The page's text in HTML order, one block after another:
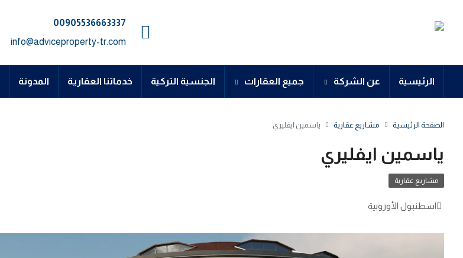
00905536663337⁩
info@adviceproperty-tr.com
الرئيسية عن الشركة جميع العقارات الجنسية التركية خدماتنا العقارية المدونة
الصفحة الرئيسية مشاريع عقارية ياسمين ايفليري
ياسمين ايفليري
مشاريع عقارية
اسطنبول الأوروبية